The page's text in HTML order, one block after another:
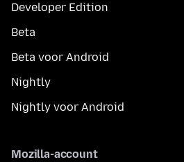
Developer Edition
Beta
Beta voor Android
Nightly
Nightly voor Android
Mozilla-account